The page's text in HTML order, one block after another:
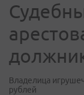
Владелица
рублей